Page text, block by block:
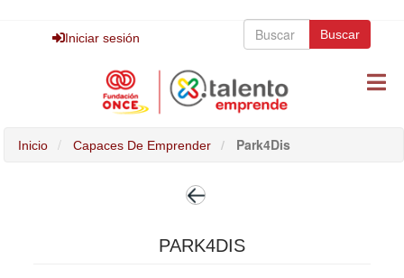
Buscar BuscarBuscar
Iniciar sesión
Inicio Capaces De Emprender Park4Dis
PARK4DIS